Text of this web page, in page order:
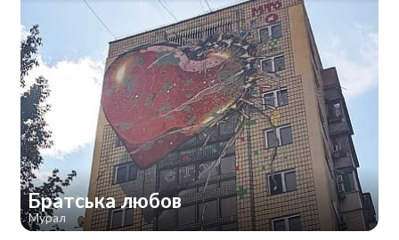
Братська любов
Мурал